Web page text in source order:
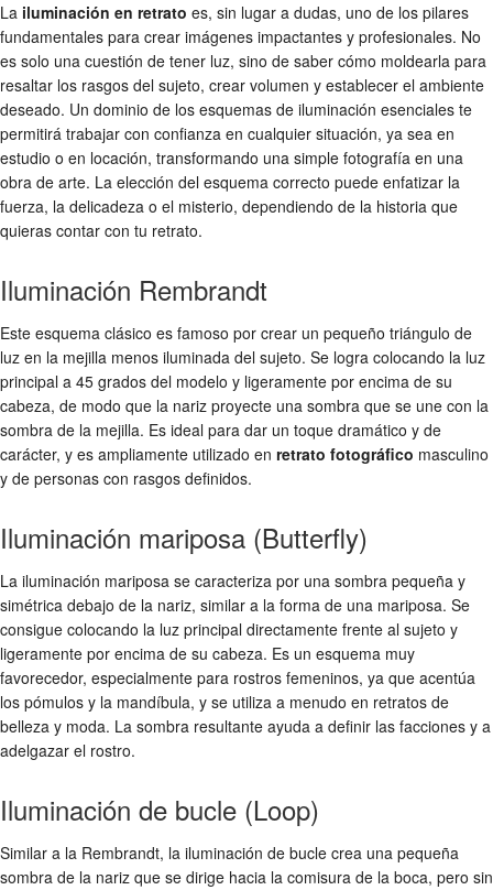
La iluminación en retrato es, sin lugar a dudas, uno de los pilares
fundamentales para crear imágenes impactantes y profesionales. No
es solo una cuestión de tener luz, sino de saber cómo moldearla para
resaltar los rasgos del sujeto, crear volumen y establecer el ambiente
deseado. Un dominio de los esquemas de iluminación esenciales te
permitirá trabajar con confianza en cualquier situación, ya sea en
estudio o en locación, transformando una simple fotografía en una
obra de arte. La elección del esquema correcto puede enfatizar la
fuerza, la delicadeza o el misterio, dependiendo de la historia que
quieras contar con tu retrato.
Iluminación Rembrandt
Este esquema clásico es famoso por crear un pequeño triángulo de
luz en la mejilla menos iluminada del sujeto. Se logra colocando la luz
principal a 45 grados del modelo y ligeramente por encima de su
cabeza, de modo que la nariz proyecte una sombra que se une con la
sombra de la mejilla. Es ideal para dar un toque dramático y de
carácter, y es ampliamente utilizado en retrato fotográfico masculino
y de personas con rasgos definidos.
Iluminación mariposa (Butterfly)
La iluminación mariposa se caracteriza por una sombra pequeña y
simétrica debajo de la nariz, similar a la forma de una mariposa. Se
consigue colocando la luz principal directamente frente al sujeto y
ligeramente por encima de su cabeza. Es un esquema muy
favorecedor, especialmente para rostros femeninos, ya que acentúa
los pómulos y la mandíbula, y se utiliza a menudo en retratos de
belleza y moda. La sombra resultante ayuda a definir las facciones y a
adelgazar el rostro.
Iluminación de bucle (Loop)
Similar a la Rembrandt, la iluminación de bucle crea una pequeña
sombra de la nariz que se dirige hacia la comisura de la boca, pero sin